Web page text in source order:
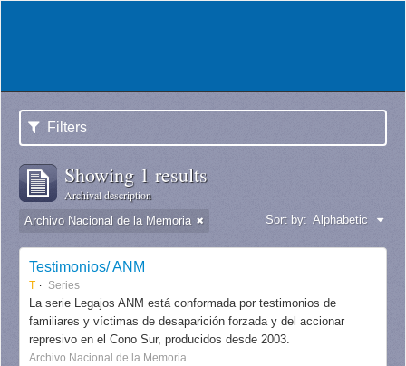
Filters
Showing 1 results
Archival description
Archivo Nacional de la Memoria Sort by: Alphabetic
Testimonios/ ANM
T Series
La serie Legajos ANM está conformada por testimonios de
familiares y víctimas de desaparición forzada y del accionar
represivo en el Cono Sur, producidos desde 2003.
Archivo Nacional de la Memoria